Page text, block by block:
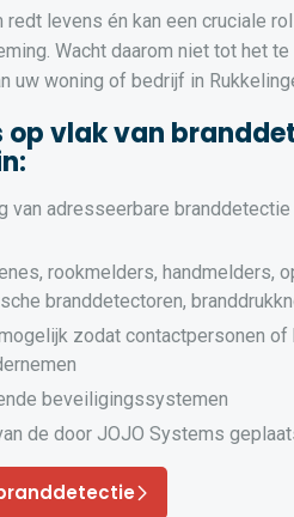
levens én kan een cruciale
Wacht daarom niet tot het
uw woning of bedrijf in
op vlak van
van adresseerbare
rookmelders, handmelders,
branddetectoren,
zodat contactpersonen of
beveiligingssystemen
de door JOJO Systems